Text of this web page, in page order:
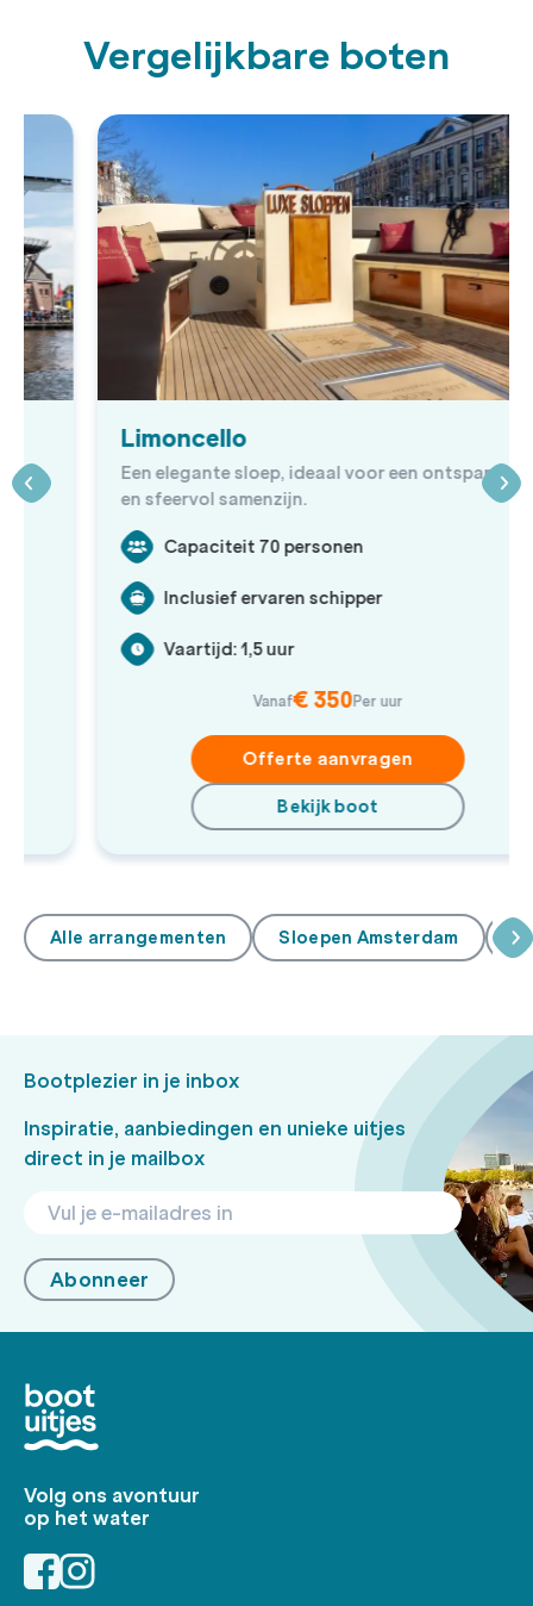
Vergelijkbare boten
Limoncello
Een elegante sloep, ideaal voor een ontspannen
en sfeervol samenzijn.
Capaciteit 70 personen
Inclusief ervaren schipper
Vaartijd: 1,5 uur
€ 350Per uur
Offerte aanvragen
Bekijk boot
Alle arrangementen Sloepen Amsterdam
Bootplezier in je inbox
Inspiratie, aanbiedingen en unieke uitjes
direct in je mailbox
Abonneer
Volg ons avontuur
op het water